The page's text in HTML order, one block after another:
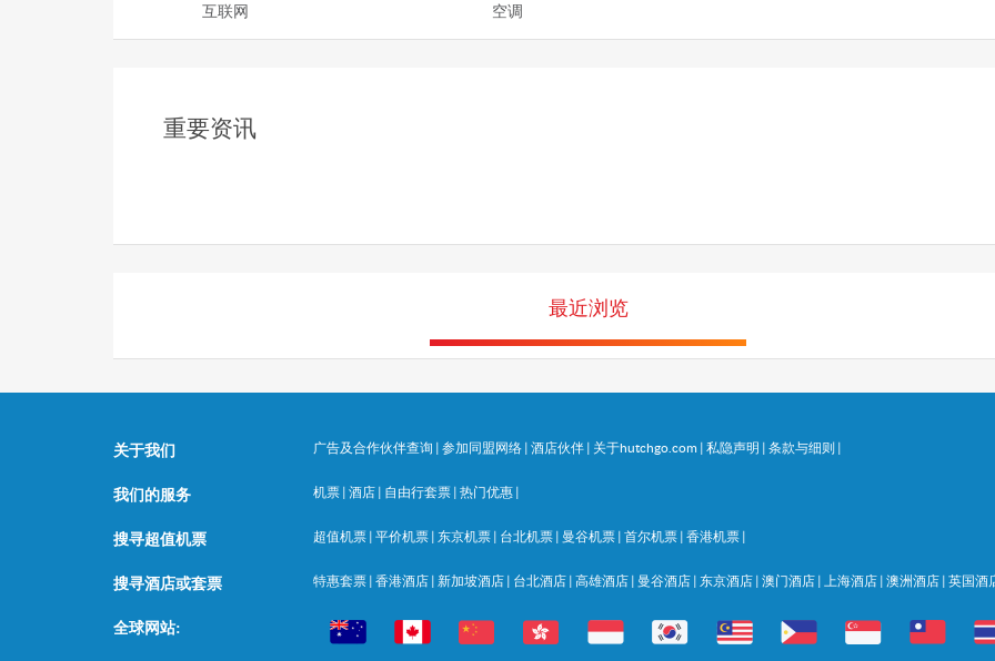
互联网 空调
重要资讯
最近浏览
关于我们 广告及合作伙伴查询 | 参加同盟网络 | 酒店伙伴 | 关于hutchgo.com | 私隐声明 | 条款与细则 |
我们的服务 机票 | 酒店 | 自由行套票 | 热门优惠 |
搜寻超值机票 超值机票 | 平价机票 | 东京机票 | 台北机票 | 曼谷机票 | 首尔机票 | 香港机票 |
搜寻酒店或套票 特惠套票 | 香港酒店 | 新加坡酒店 | 台北酒店 | 高雄酒店 | 曼谷酒店 | 东京酒店 | 澳门酒店 | 上海酒店 | 澳洲酒店 | 英国酒
全球网站: